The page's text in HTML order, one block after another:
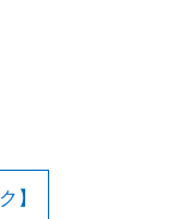
】